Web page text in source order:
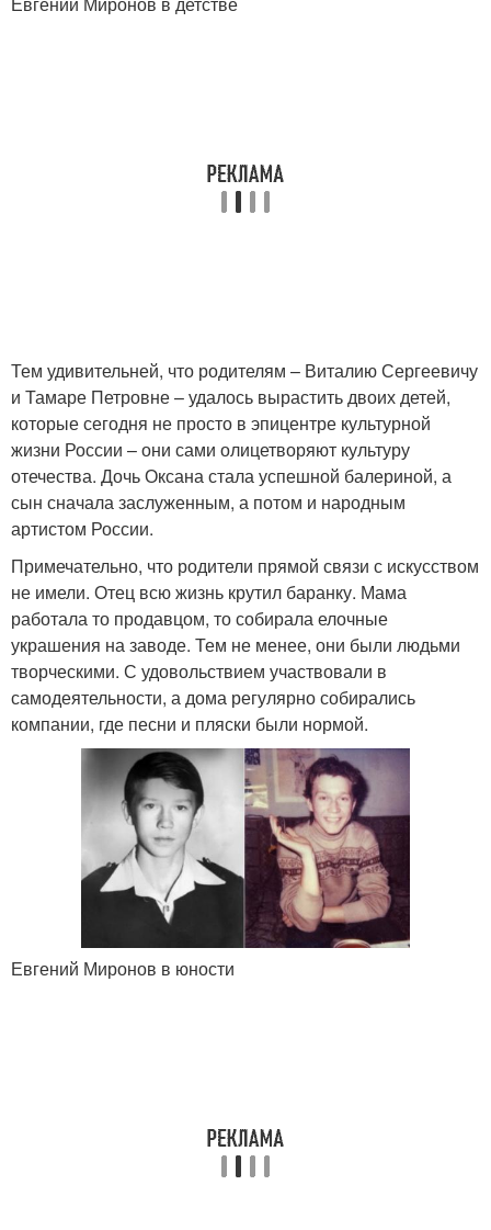
Тем удивительней, что родителям – Виталию Сергеевичу
и Тамаре Петровне – удалось вырастить двоих детей,
которые сегодня не просто в эпицентре культурной
жизни России – они сами олицетворяют культуру
отечества. Дочь Оксана стала успешной балериной, а
сын сначала заслуженным, а потом и народным
артистом России.
Примечательно, что родители прямой связи с искусством
не имели. Отец всю жизнь крутил баранку. Мама
работала то продавцом, то собирала елочные
украшения на заводе. Тем не менее, они были людьми
творческими. С удовольствием участвовали в
самодеятельности, а дома регулярно собирались
компании, где песни и пляски были нормой.
Евгений Миронов в юности